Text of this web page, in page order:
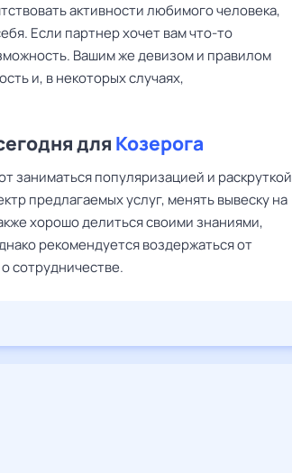
активности любимого человека,
Если партнер хочет вам что-то
Вашим же девизом и правилом
и, в некоторых случаях,
для Козерога
заниматься популяризацией и раскруткой
предлагаемых услуг, менять вывеску на
хорошо делиться своими знаниями,
рекомендуется воздержаться от
сотрудничестве.